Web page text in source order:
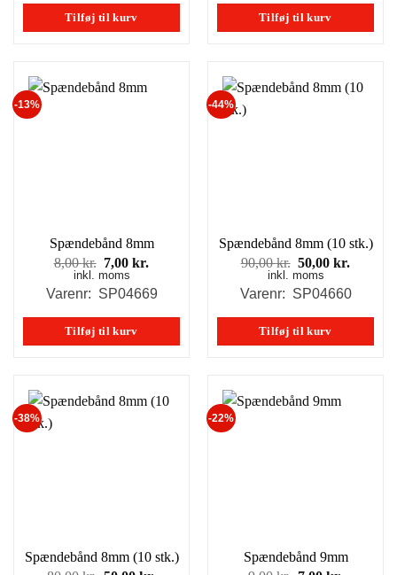
80,00 kr..50,00 kr..
Tilføj til kurv
9,00 kr..7,00 kr..
Tilføj til kurv
-13%
Spændebånd 8mm
8,00kr. Den
oprindelige
pris
8,00 kr..
7,00kr.
pris
7,00 kr..
inkl. moms
Varenr: SP04669
Tilføj til kurv
-44%
Spændebånd 8mm (10 stk.)
90,00kr. Den
oprindelige
pris
90,00 kr..
50,00kr.
pris
50,00
inkl. moms
Varenr: SP04660
Tilføj til kurv
-38%
Spændebånd 8mm (10 stk.)
-22%
Spændebånd 9mm